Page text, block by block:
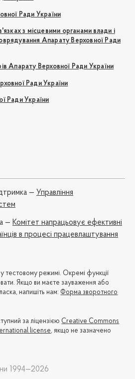
Ради України
з місцевими органами влади і
Апарату Верховної Ради
Апарату Верховної Ради України
Ради України
Ради України
— Управління
— Комітет напрацьовує ефективні
в процесі працевлаштування
тестовому режимі. Окремі функції
Якщо ви маєте зауваження або
напишіть нам: Форма зворотного
за ліцензією Creative Commons
license, якщо не зазначено
1994—2026